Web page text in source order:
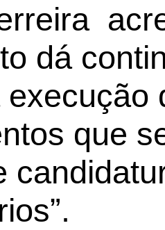
dá
que